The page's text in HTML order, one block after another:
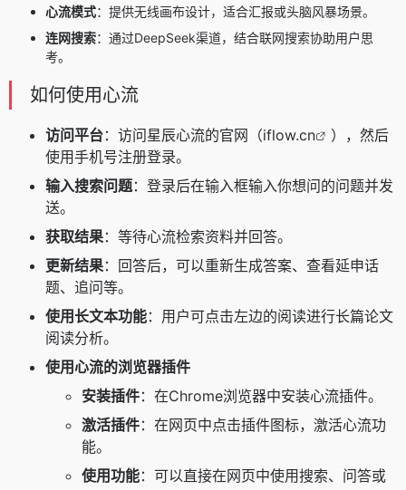
心流模式：提供无线画布设计，适合汇报或头脑风暴场景。
连网搜索：通过DeepSeek渠道，结合联网搜索协助用户思
考。
如何使用心流
访问平台：访问星辰心流的官网（iflow.cn
），然后
使用手机号注册登录。
输入搜索问题：登录后在输入框输入你想问的问题并发
送。
获取结果：等待心流检索资料并回答。
更新结果：回答后，可以重新生成答案、查看延申话
题、追问等。
使用长文本功能：用户可点击左边的阅读进行长篇论文
阅读分析。
使用心流的浏览器插件
安装插件：在Chrome浏览器中安装心流插件。
激活插件：在网页中点击插件图标，激活心流功
能。
使用功能：可以直接在网页中使用搜索、问答或